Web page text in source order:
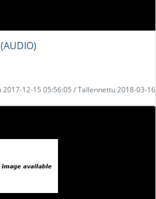
2017-12-15 05:56:05 / Tallennettu 2018-03-16